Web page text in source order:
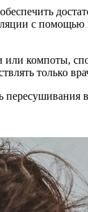
с помощью
или компоты,
только
пересушивания